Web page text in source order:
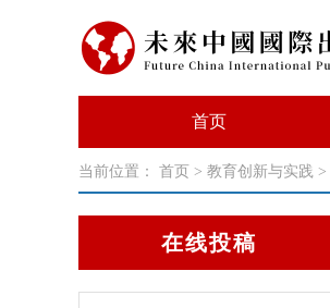
首页
当前位置： 首页 > 教育创新与实践 >
在线投稿